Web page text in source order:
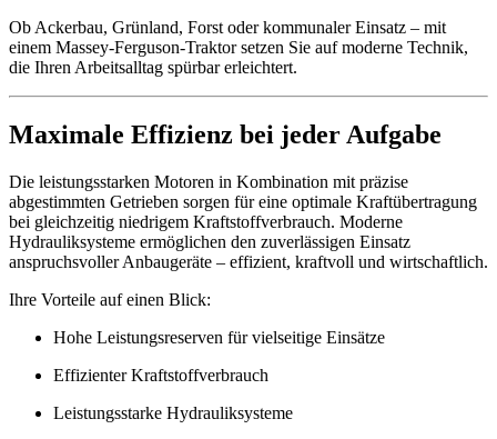
Ob Ackerbau, Grünland, Forst oder kommunaler Einsatz – mit
einem Massey-Ferguson-Traktor setzen Sie auf moderne Technik,
die Ihren Arbeitsalltag spürbar erleichtert.
Maximale Effizienz bei jeder Aufgabe
Die leistungsstarken Motoren in Kombination mit präzise
abgestimmten Getrieben sorgen für eine optimale Kraftübertragung
bei gleichzeitig niedrigem Kraftstoffverbrauch. Moderne
Hydrauliksysteme ermöglichen den zuverlässigen Einsatz
anspruchsvoller Anbaugeräte – effizient, kraftvoll und wirtschaftlich.
Ihre Vorteile auf einen Blick:
Hohe Leistungsreserven für vielseitige Einsätze
Effizienter Kraftstoffverbrauch
Leistungsstarke Hydrauliksysteme